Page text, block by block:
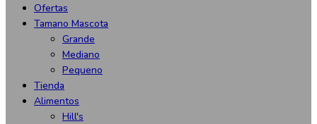
Ofertas
Tamano Mascota
Grande
Mediano
Pequeno
Tienda
Alimentos
Hill's